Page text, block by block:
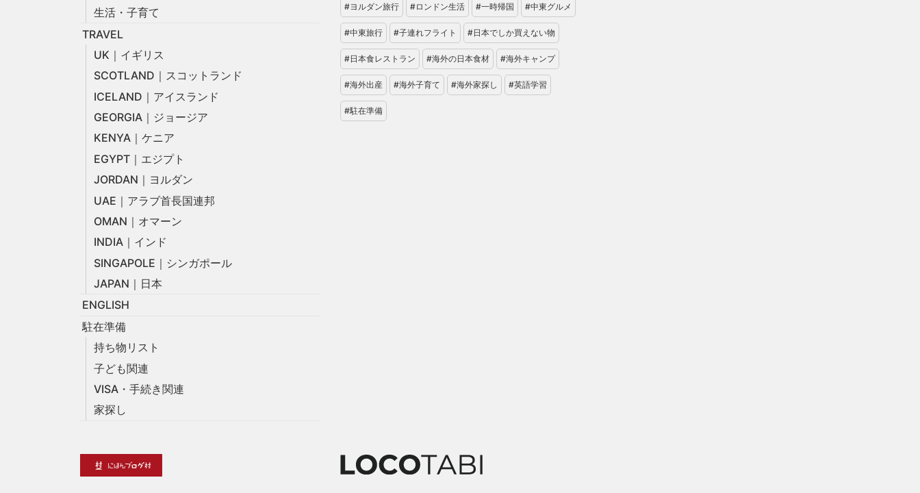
生活・子育て
TRAVEL
UK｜イギリス
SCOTLAND｜スコットランド
ICELAND｜アイスランド
GEORGIA｜ジョージア
KENYA｜ケニア
EGYPT｜エジプト
JORDAN｜ヨルダン
UAE｜アラブ首長国連邦
OMAN｜オマーン
INDIA｜インド
SINGAPOLE｜シンガポール
JAPAN｜日本
ENGLISH
駐在準備
持ち物リスト
子ども関連
VISA・手続き関連
家探し
#ヨルダン旅行 #ロンドン生活 #一時帰国 #中東グルメ
#中東旅行 #子連れフライト #日本でしか買えない物
#日本食レストラン #海外の日本食材 #海外キャンプ
#海外出産 #海外子育て #海外家探し #英語学習
#駐在準備